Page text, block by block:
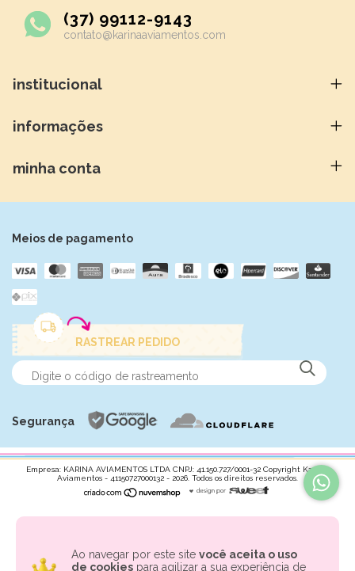
Ao navegar por este site você aceita o uso
de cookies para agilizar a sua experiência de
(37) 99112-9143
contato@karinaaviamentos.com
institucional
informações
minha conta
Meios de pagamento
RASTREAR PEDIDO
Segurança
Empresa: KARINA AVIAMENTOS LTDA CNPJ: 41.150.727/0001-32 Copyright Karina
Aviamentos - 41150727000132 - 2026. Todos os direitos reservados.